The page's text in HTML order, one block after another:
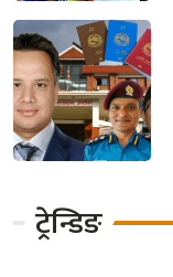
ट्रेन्डिङ